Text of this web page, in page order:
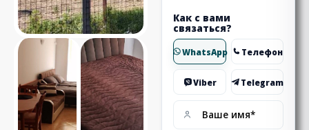
Как с вами
связаться?
WhatsApp Телефон
Viber Telegram